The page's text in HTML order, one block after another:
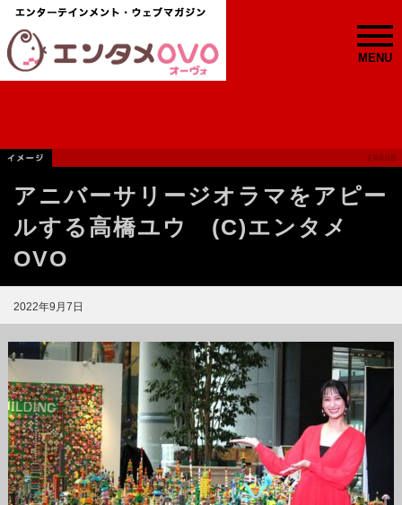
MENU
アニバーサリージオラマをアピー
ルする高橋ユウ (C)エンタメ
OVO
2022年9月7日